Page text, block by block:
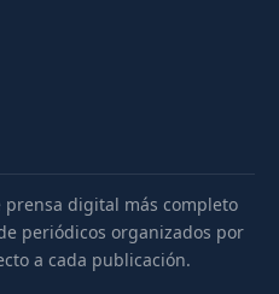
digital más completo
periódicos organizados por
a cada publicación.